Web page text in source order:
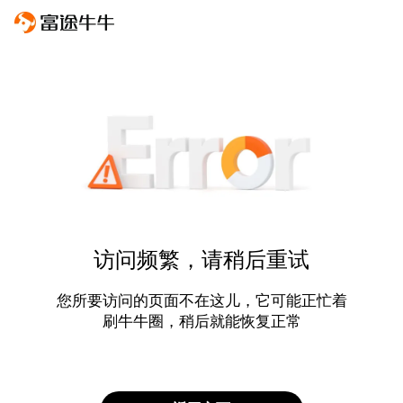
访问频繁，请稍后重试
您所要访问的页面不在这儿，它可能正忙着
刷牛牛圈，稍后就能恢复正常